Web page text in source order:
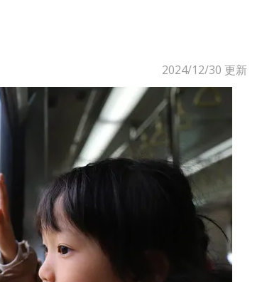
2024/12/30 更新